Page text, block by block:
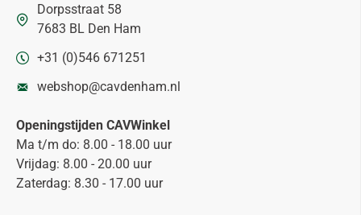
Dorpsstraat 58
7683 BL Den Ham
+31 (0)546 671251
webshop@cavdenham.nl
Openingstijden CAVWinkel
Ma t/m do: 8.00 - 18.00 uur
Vrijdag: 8.00 - 20.00 uur
Zaterdag: 8.30 - 17.00 uur